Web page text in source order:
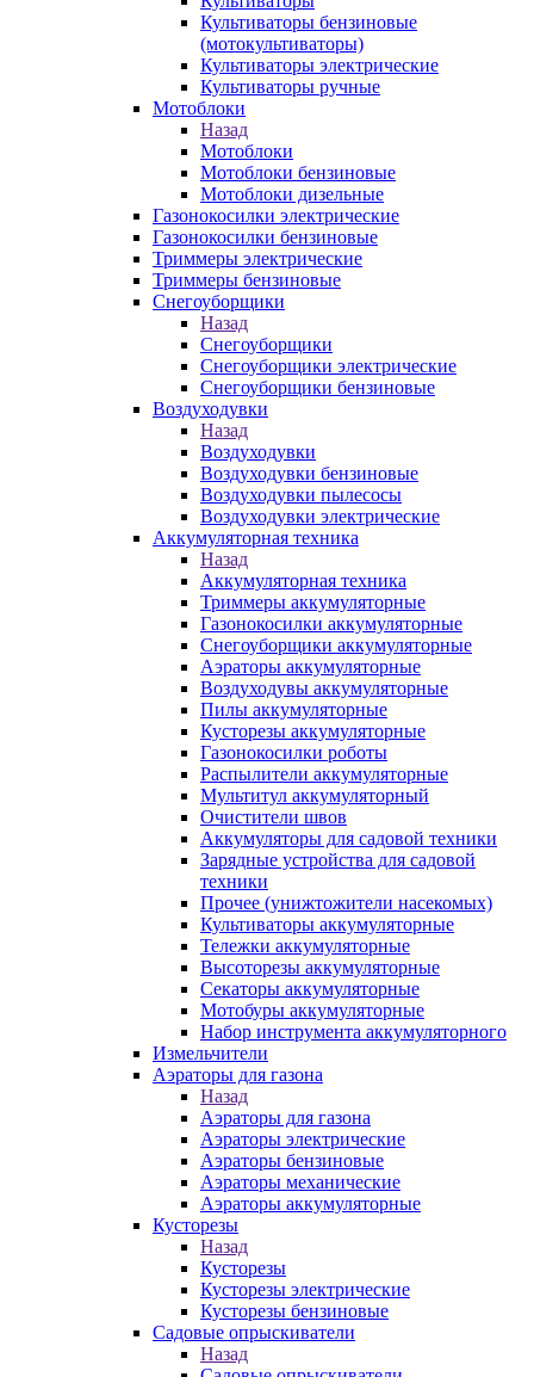
Культиваторы бензиновые
(мотокультиваторы)
Культиваторы электрические
Культиваторы ручные
Мотоблоки
Назад
Мотоблоки
Мотоблоки бензиновые
Мотоблоки дизельные
Газонокосилки электрические
Газонокосилки бензиновые
Триммеры электрические
Триммеры бензиновые
Снегоуборщики
Назад
Снегоуборщики
Снегоуборщики электрические
Снегоуборщики бензиновые
Воздуходувки
Назад
Воздуходувки
Воздуходувки бензиновые
Воздуходувки пылесосы
Воздуходувки электрические
Аккумуляторная техника
Назад
Аккумуляторная техника
Триммеры аккумуляторные
Газонокосилки аккумуляторные
Снегоуборщики аккумуляторные
Аэраторы аккумуляторные
Воздуходувы аккумуляторные
Пилы аккумуляторные
Кусторезы аккумуляторные
Газонокосилки роботы
Распылители аккумуляторные
Мультитул аккумуляторный
Очистители швов
Аккумуляторы для садовой техники
Зарядные устройства для садовой
техники
Прочее (унижтожители насекомых)
Культиваторы аккумуляторные
Тележки аккумуляторные
Высоторезы аккумуляторные
Секаторы аккумуляторные
Мотобуры аккумуляторные
Набор инструмента аккумуляторного
Измельчители
Аэраторы для газона
Назад
Аэраторы для газона
Аэраторы электрические
Аэраторы бензиновые
Аэраторы механические
Аэраторы аккумуляторные
Кусторезы
Назад
Кусторезы
Кусторезы электрические
Кусторезы бензиновые
Садовые опрыскиватели
Назад